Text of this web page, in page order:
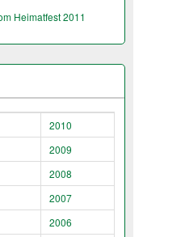
Heimatfest 2011
2010
2009
2008
2007
2006